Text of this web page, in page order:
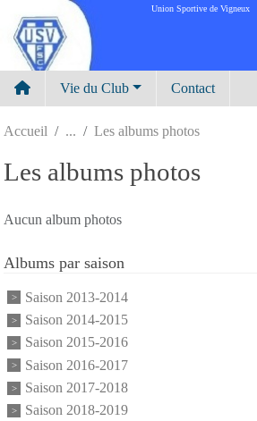
Union Sportive de Vigneux
Vie du Club Contact
Accueil Les albums photos
Les albums photos
Aucun album photos
Albums par saison
Saison 2013-2014
Saison 2014-2015
Saison 2015-2016
Saison 2016-2017
Saison 2017-2018
Saison 2018-2019
Panneau de gestion des cookies